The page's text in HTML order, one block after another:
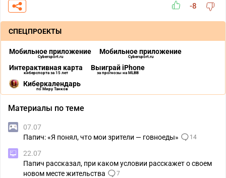
-8
СПЕЦПРОЕКТЫ
Мобильное приложение
Cybersport.ru
Мобильное приложение
Cybersport.ru
Интерактивная карта
киберспорта за 15 лет
Выиграй iPhone
за прогнозы на MLBB
Киберкалендарь
по Миру Танков
Материалы по теме
07.07
Папич: «Я понял, что мои зрители — говноеды»
14
22.07
Папич рассказал, при каком условии расскажет о своем
новом месте жительства
7